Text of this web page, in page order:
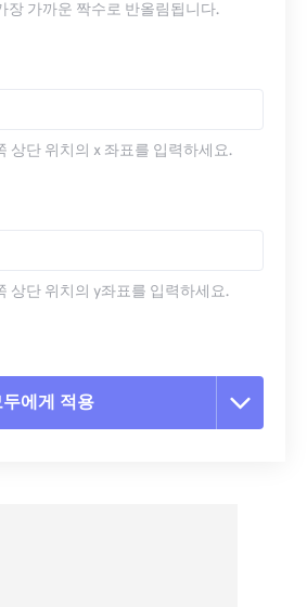
장 가까운 짝수로 반올림됩니다.
상단 위치의 x 좌표를 입력하세요.
상단 위치의 y좌표를 입력하세요.
두에게 적용